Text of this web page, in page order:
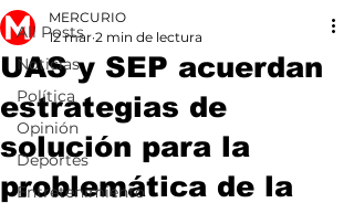
All Posts
Noticias
Política
Opinión
Deportes
Entretenimiento
UAS y SEP acuerdan
estrategias de
solución para la
problemática de la
MERCURIO
12 mar 2 min de lectura